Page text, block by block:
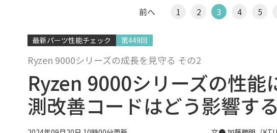
前へ 1 2 3 4 5
最新パーツ性能チェック 第449回
Ryzen 9000シリーズの成長を見守る その2
Ryzen 9000シリーズの性
測改善コードはどう影響す